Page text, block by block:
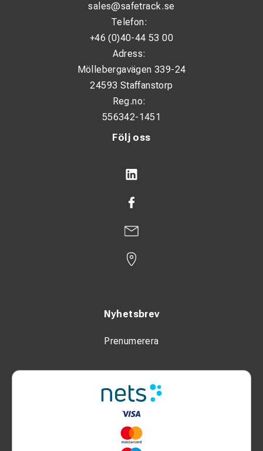
Följ oss
Nyhetsbrev
Prenumerera
sales@safetrack.se
Telefon:
+46 (0)40-44 53 00
Adress:
Möllebergavägen 339-24
24593 Staffanstorp
Reg.no:
556342-1451